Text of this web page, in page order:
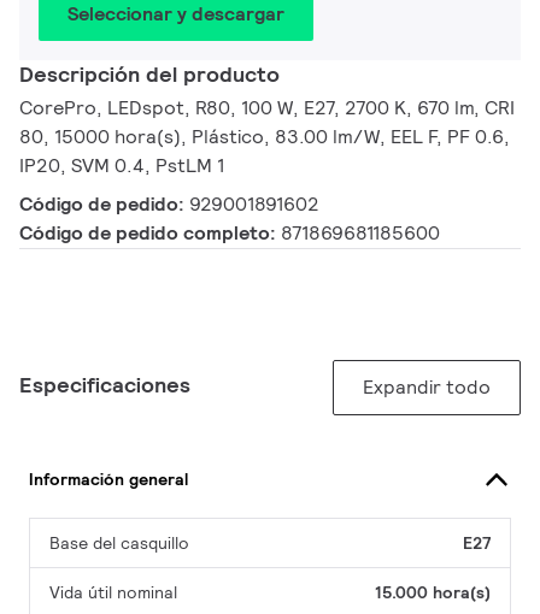
Seleccionar y descargar
Descripción del producto
CorePro, LEDspot, R80, 100 W, E27, 2700 K, 670 lm, CRI
80, 15000 hora(s), Plástico, 83.00 lm/W, EEL F, PF 0.6,
IP20, SVM 0.4, PstLM 1
Código de pedido: 929001891602
Código de pedido completo: 871869681185600
Especificaciones Expandir todo
Información general
Base del casquillo E27
Vida útil nominal 15.000 hora(s)